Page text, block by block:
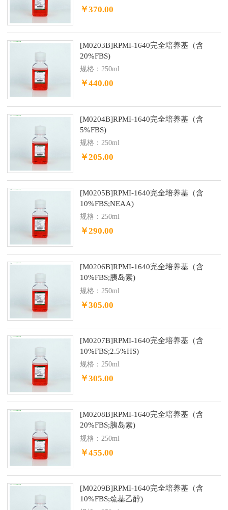
￥370.00
[M0203B]RPMI-1640完全培养基（含
20%FBS)
规格：250ml
￥440.00
[M0204B]RPMI-1640完全培养基（含
5%FBS)
规格：250ml
￥205.00
[M0205B]RPMI-1640完全培养基（含
10%FBS;NEAA)
规格：250ml
￥290.00
[M0206B]RPMI-1640完全培养基（含
10%FBS;胰岛素)
规格：250ml
￥305.00
[M0207B]RPMI-1640完全培养基（含
10%FBS;2.5%HS)
规格：250ml
￥305.00
[M0208B]RPMI-1640完全培养基（含
20%FBS;胰岛素)
规格：250ml
￥455.00
[M0209B]RPMI-1640完全培养基（含
10%FBS;巯基乙醇)